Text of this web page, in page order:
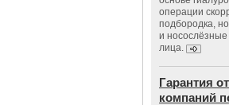
операции
подбородка,
и носослёзные
лица.
Гарантия
компаний